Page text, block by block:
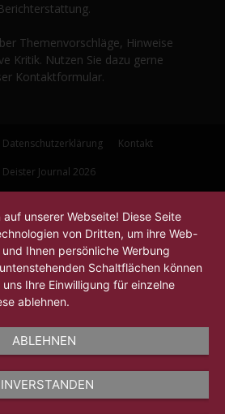
Themenvorschläge, Hinweise
Kritik. Nutzen Sie dazu gerne
Kontaktformular.
Datenschutzerklärung Kontakt
Journal 2026
unserer Webseite! Diese Seite
von Dritten, um ihre Web-
Ihnen persönliche Werbung
Schaltflächen können
Ihre Einwilligung für einzelne
ablehnen.
ABLEHNEN